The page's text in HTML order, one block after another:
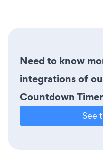
Need to know
integrations of
Countdown
See